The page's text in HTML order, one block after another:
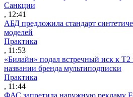
Санкции
, 12:41
АБД предложила стандарт
моделей
Практика
, 11:53
«Билайн» подал встречный иск к Т2
названии бренда мультиподписки
Практика
, 11:44
ФАС запретила наружную рекламу